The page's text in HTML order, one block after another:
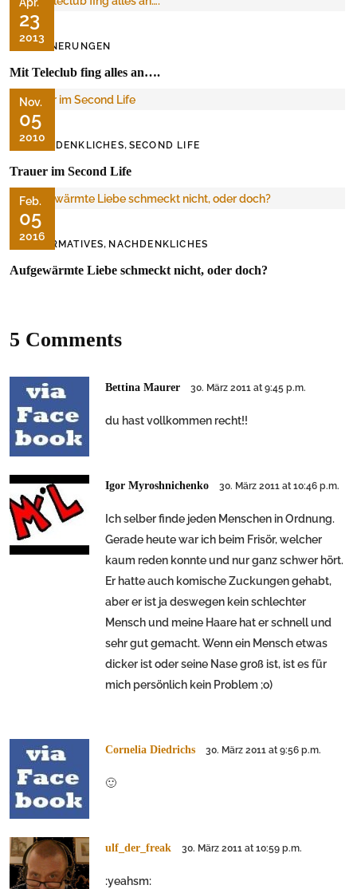
Apr.
23
2013
ERINNERUNGEN
Mit Teleclub fing alles an….
Nov.
05
2010
NACHDENKLICHES, SECOND LIFE
Trauer im Second Life
Feb.
05
2016
INFORMATIVES, NACHDENKLICHES
Aufgewärmte Liebe schmeckt nicht, oder doch?
5 Comments
Bettina Maurer 30. März 2011 at 9:45 p.m.
du hast vollkommen recht!!
Igor Myroshnichenko 30. März 2011 at 10:46 p.m.
Ich selber finde jeden Menschen in Ordnung.
Gerade heute war ich beim Frisör, welcher
kaum reden konnte und nur ganz schwer hört.
Er hatte auch komische Zuckungen gehabt,
aber er ist ja deswegen kein schlechter
Mensch und meine Haare hat er schnell und
sehr gut gemacht. Wenn ein Mensch etwas
dicker ist oder seine Nase groß ist, ist es für
mich persönlich kein Problem ;o)
Cornelia Diedrichs 30. März 2011 at 9:56 p.m.
🙂
ulf_der_freak 30. März 2011 at 10:59 p.m.
:yeahsm: